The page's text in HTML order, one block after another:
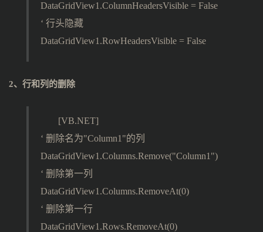
DataGridView1.ColumnHeadersVisible = False
‘ 行头隐藏
DataGridView1.RowHeadersVisible = False
2、行和列的删除
[VB.NET]
‘ 删除名为"Column1"的列
DataGridView1.Columns.Remove("Column1")
‘ 删除第一列
DataGridView1.Columns.RemoveAt(0)
‘ 删除第一行
DataGridView1.Rows.RemoveAt(0)